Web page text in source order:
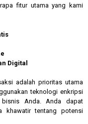
fitur utama yang kami
Digital
adalah prioritas utama
teknologi enkripsi
Anda. Anda dapat
khawatir tentang potensi